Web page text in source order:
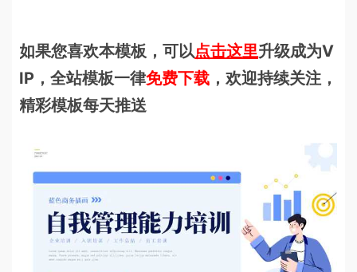
如果您喜欢本模板，可以点击这里升级成为V
IP，全站模板一律免费下载 ，欢迎持续关注，
精彩模板每天推送